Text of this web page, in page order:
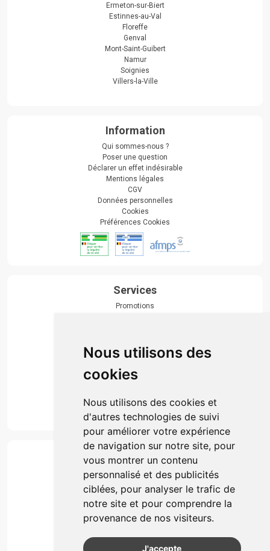
Nous utilisons des
cookies
Nous utilisons des cookies et
d'autres technologies de suivi
pour améliorer votre expérience
de navigation sur notre site, pour
vous montrer un contenu
personnalisé et des publicités
ciblées, pour analyser le trafic de
notre site et pour comprendre la
provenance de nos visiteurs.
J'accepte
Ermeton-sur-Biert
Estinnes-au-Val
Floreffe
Genval
Mont-Saint-Guibert
Namur
Soignies
Villers-la-Ville
Information
Qui sommes-nous ?
Poser une question
Déclarer un effet indésirable
Mentions légales
CGV
Données personnelles
Cookies
Préférences Cookies
Services
Promotions
Actualités & conseils
Événements
Marques
Suivez-nous
Paiement
Simple, rapide et 100% sécurisé
Retrait & Livriason
Retrait en automate ou Locker